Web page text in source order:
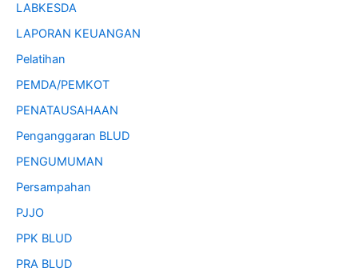
LABKESDA
LAPORAN KEUANGAN
Pelatihan
PEMDA/PEMKOT
PENATAUSAHAAN
Penganggaran BLUD
PENGUMUMAN
Persampahan
PJJO
PPK BLUD
PRA BLUD